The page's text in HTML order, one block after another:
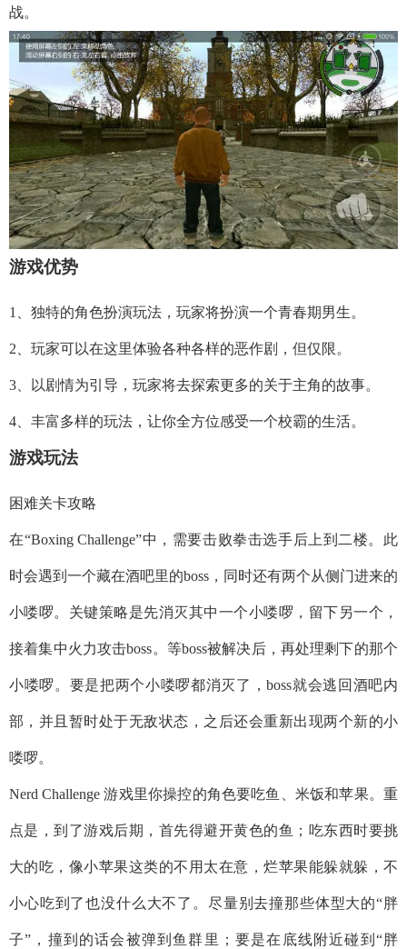
战。
游戏优势
1、独特的角色扮演玩法，玩家将扮演一个青春期男生。
2、玩家可以在这里体验各种各样的恶作剧，但仅限。
3、以剧情为引导，玩家将去探索更多的关于主角的故事。
4、丰富多样的玩法，让你全方位感受一个校霸的生活。
游戏玩法
困难关卡攻略
在“Boxing Challenge”中，需要击败拳击选手后上到二楼。此
时会遇到一个藏在酒吧里的boss，同时还有两个从侧门进来的
小喽啰。关键策略是先消灭其中一个小喽啰，留下另一个，
接着集中火力攻击boss。等boss被解决后，再处理剩下的那个
小喽啰。要是把两个小喽啰都消灭了，boss就会逃回酒吧内
部，并且暂时处于无敌状态，之后还会重新出现两个新的小
喽啰。
Nerd Challenge 游戏里你操控的角色要吃鱼、米饭和苹果。重
点是，到了游戏后期，首先得避开黄色的鱼；吃东西时要挑
大的吃，像小苹果这类的不用太在意，烂苹果能躲就躲，不
小心吃到了也没什么大不了。尽量别去撞那些体型大的“胖
子”，撞到的话会被弹到鱼群里；要是在底线附近碰到“胖